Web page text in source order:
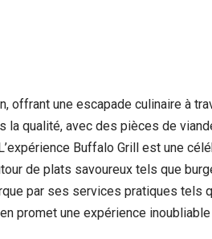
offrant une escapade culinaire à
qualité, avec des pièces de
Buffalo Grill est une
de plats savoureux tels que
par ses services pratiques tels
promet une expérience